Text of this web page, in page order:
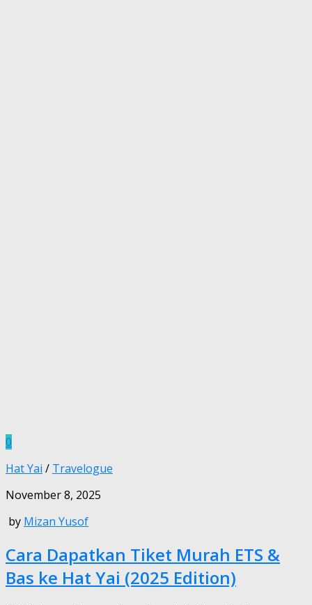
0
Hat Yai / Travelogue
November 8, 2025
by Mizan Yusof
Cara Dapatkan Tiket Murah ETS &
Bas ke Hat Yai (2025 Edition)